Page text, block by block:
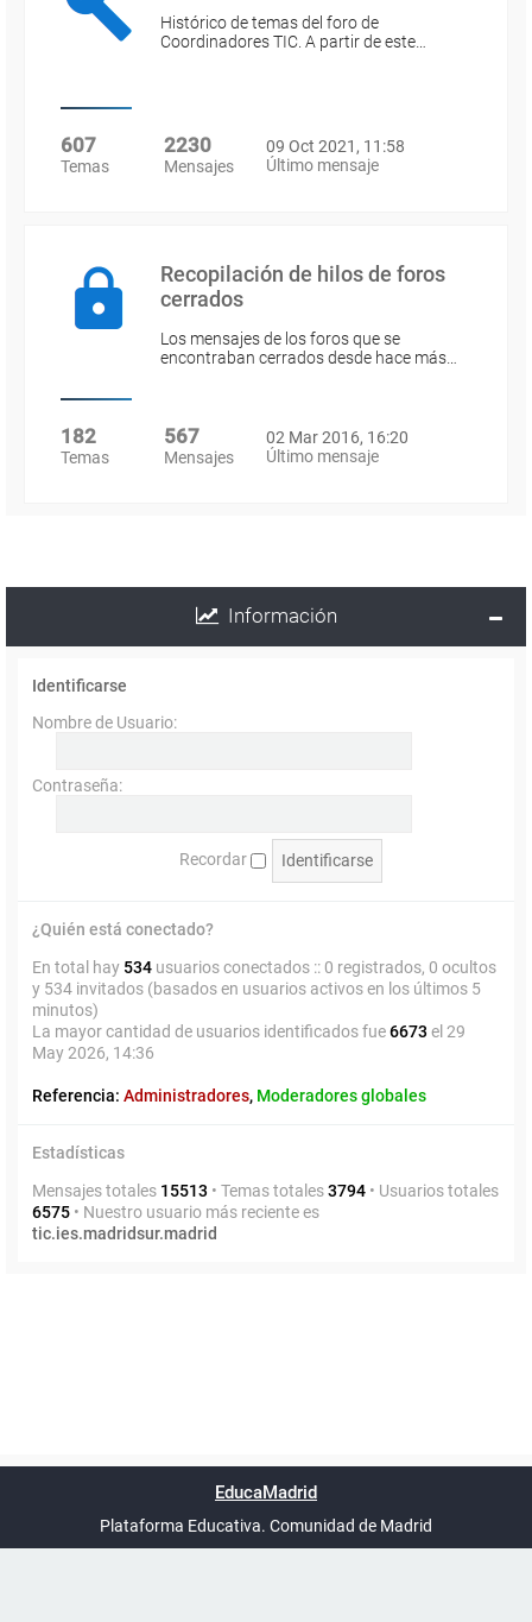
Histórico de temas del foro de
Coordinadores TIC. A partir de este…
607
Temas
2230
Mensajes
09 Oct 2021, 11:58
Último mensaje
Recopilación de hilos de foros
cerrados
Los mensajes de los foros que se
encontraban cerrados desde hace más…
182
Temas
567
Mensajes
02 Mar 2016, 16:20
Último mensaje
Información
Identificarse
Nombre de Usuario:
Contraseña:
Recordar
¿Quién está conectado?
En total hay 534 usuarios conectados :: 0 registrados, 0 ocultos
y 534 invitados (basados en usuarios activos en los últimos 5
minutos)
La mayor cantidad de usuarios identificados fue6673 el 29
May 2026, 14:36
Referencia: Administradores, Moderadores globales
Estadísticas
Mensajes totales 15513 • Temas totales3794 • Usuarios totales
6575 • Nuestro usuario más reciente es
tic.ies.madridsur.madrid
UTC+02:00
phpBB España
EducaMadrid
Plataforma Educativa. Comunidad de Madrid